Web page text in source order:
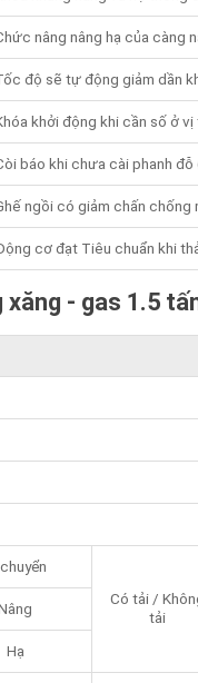
nâng nâng hạ của càng
độ sẽ tự động giảm dần
khởi động khi cần số ở
báo khi chưa cài phanh đỗ
ngồi có giảm chấn chống
cơ đạt Tiêu chuẩn khi
- gas 1.5
Có tải /
tải
Hạ